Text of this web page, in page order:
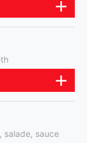
salade, sauce